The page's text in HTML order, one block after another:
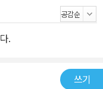
.
쓰기